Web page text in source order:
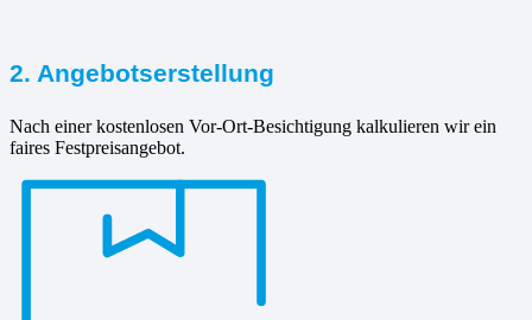
2. Angebotserstellung
Nach einer kostenlosen Vor-Ort-Besichtigung kalkulieren wir ein
faires Festpreisangebot.